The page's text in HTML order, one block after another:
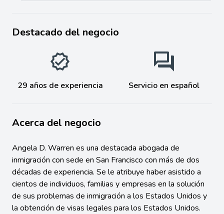
Destacado del negocio
29 años de experiencia Servicio en español
Acerca del negocio
Angela D. Warren es una destacada abogada de
inmigración con sede en San Francisco con más de dos
décadas de experiencia. Se le atribuye haber asistido a
cientos de individuos, familias y empresas en la solución
de sus problemas de inmigración a los Estados Unidos y
la obtención de visas legales para los Estados Unidos.